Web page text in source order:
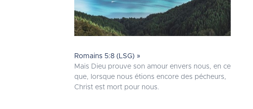
Romains 5:8 (LSG) »
Mais Dieu prouve son amour envers nous, en ce
que, lorsque nous étions encore des pécheurs,
Christ est mort pour nous.